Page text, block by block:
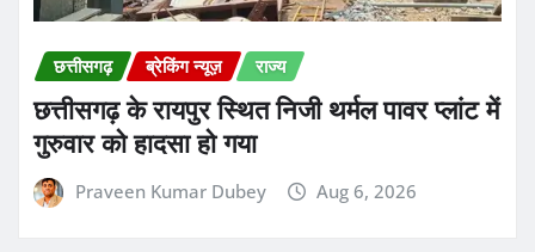
छत्तीसगढ़ के रायपुर स्थित निजी थर्मल पावर प्लांट में
गुरुवार को हादसा हो गया
Praveen Kumar Dubey Aug 6, 2026